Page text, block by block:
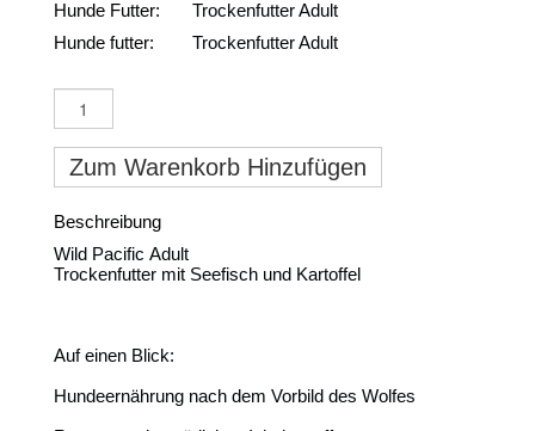
Hunde Futter:
Trockenfutter Adult
Hunde futter:
Trockenfutter Adult
Zum Warenkorb Hinzufügen
Beschreibung
Wild Pacific Adult
Trockenfutter mit Seefisch und Kartoffel
Auf einen Blick:
Hundeernährung nach dem Vorbild des Wolfes